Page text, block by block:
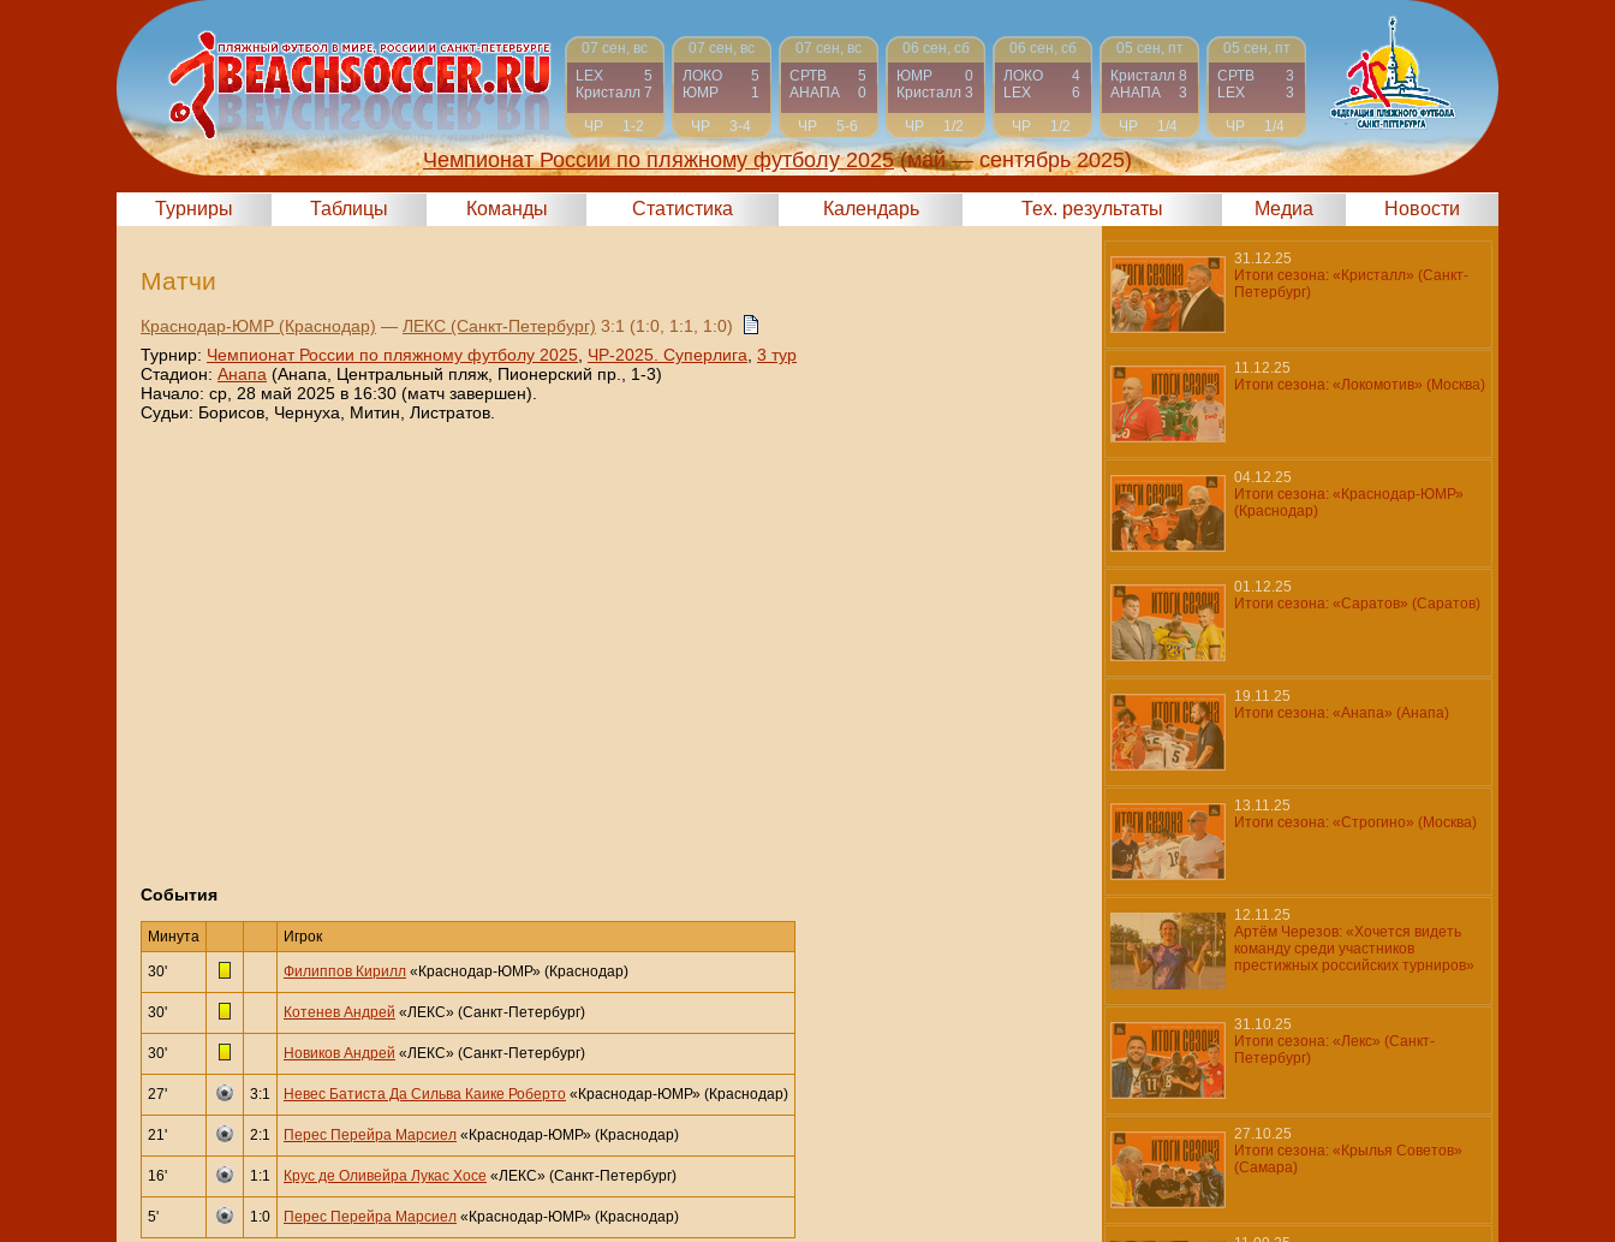
07 сен, вс
LEX
5
Кристалл 7
ЧР
1-2
07 сен, вс
ЛОКО
5
ЮМР
1
ЧР
3-4
07 сен, вс
СРТВ
5
АНАПА
0
ЧР
5-6
06 сен, сб
ЮМР
0
Кристалл 3
ЧР
1/2
06 сен, сб
ЛОКО
4
LEX
6
ЧР
1/2
05 сен, пт
Кристалл 8
АНАПА
3
ЧР
1/4
05 сен, пт
СРТВ
3
LEX
3
ЧР
1/4
Чемпионат России по пляжному футболу 2025 (май — сентябрь 2025)
Турниры Таблицы Команды Статистика Календарь Тех. результаты Медиа Новости
Матчи
Краснодар-ЮМР (Краснодар) — ЛЕКС (Санкт-Петербург) 3:1 (1:0, 1:1, 1:0)
Турнир: Чемпионат России по пляжному футболу 2025 ЧР-2025. Суперлига 3 тур
Стадион: Анапа (Анапа, Центральный пляж, Пионерский пр., 1-3)
Начало: ср, 28 май 2025 в 16:30 (матч завершен).
Судьи: Борисов, Чернуха, Митин, Листратов.
События
Минута Игрок
30' Филиппов Кирилл «Краснодар-ЮМР» (Краснодар)
30' Котенев Андрей «ЛЕКС» (Санкт-Петербург)
30' Новиков Андрей «ЛЕКС» (Санкт-Петербург)
27' 3:1 Невес Батиста Да Сильва Каике Роберто «Краснодар-ЮМР» (Краснодар)
21' 2:1 Перес Перейра Марсиел «Краснодар-ЮМР» (Краснодар)
16' 1:1 Крус де Оливейра Лукас Хосе «ЛЕКС» (Санкт-Петербург)
5' 1:0 Перес Перейра Марсиел «Краснодар-ЮМР» (Краснодар)
31.12.25
Итоги сезона: «Кристалл» (Санкт-
Петербург)
11.12.25
Итоги сезона: «Локомотив» (Москва)
04.12.25
Итоги сезона: «Краснодар-ЮМР»
(Краснодар)
01.12.25
Итоги сезона: «Саратов» (Саратов)
19.11.25
Итоги сезона: «Анапа» (Анапа)
13.11.25
Итоги сезона: «Строгино» (Москва)
12.11.25
Артём Черезов: «Хочется видеть
команду среди участников
престижных российских турниров»
31.10.25
Итоги сезона: «Лекс» (Санкт-
Петербург)
27.10.25
Итоги сезона: «Крылья Советов»
(Самара)